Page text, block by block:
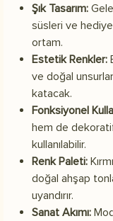
Şık Tasarım:
süsleri ve
ortam.
Estetik Renkler:
ve doğal
katacak.
Fonksiyonel
hem de
kullanılabilir.
Renk Paleti:
doğal ahşap
uyandırır.
Sanat Akımı: